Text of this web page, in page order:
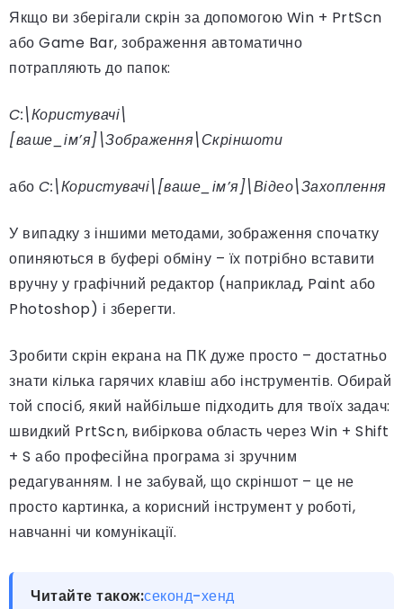
Якщо ви зберігали скрін за допомогою Win + PrtScn
або Game Bar, зображення автоматично
потрапляють до папок:
C:\Користувачі\
[ваше_ім’я]\Зображення\Скріншоти
або C:\Користувачі\[ваше_ім’я]\Відео\Захоплення
У випадку з іншими методами, зображення спочатку
опиняються в буфері обміну – їх потрібно вставити
вручну у графічний редактор (наприклад, Paint або
Photoshop) і зберегти.
Зробити скрін екрана на ПК дуже просто – достатньо
знати кілька гарячих клавіш або інструментів. Обирай
той спосіб, який найбільше підходить для твоїх задач:
швидкий PrtScn, вибіркова область через Win + Shift
+ S або професійна програма зі зручним
редагуванням. І не забувай, що скріншот – це не
просто картинка, а корисний інструмент у роботі,
навчанні чи комунікації.
Читайте також:секонд-хенд